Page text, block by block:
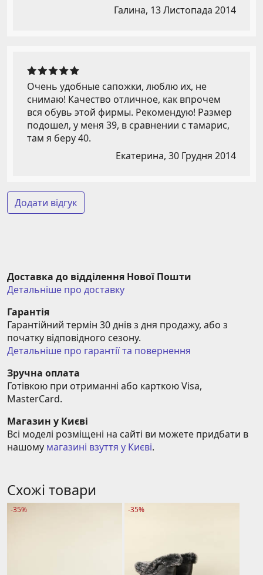
Галина, 13 Листопада 2014
Очень удобные сапожки, люблю их, не
снимаю! Качество отличное, как впрочем
вся обувь этой фирмы. Рекомендую! Размер
подошел, у меня 39, в сравнении с тамарис,
там я беру 40.
Екатерина, 30 Грудня 2014
Додати відгук
Доставка до відділення Нової Пошти
Детальніше про доставку
Гарантія
Гарантійний термін 30 днів з дня продажу, або з
початку відповідного сезону.
Детальніше про гарантії та повернення
Зручна оплата
Готівкою при отриманні або карткою Visa,
MasterCard.
Магазин у Києві
Всі моделі розміщені на сайті ви можете придбати в
нашому магазині взуття у Києві.
Схожі товари
-35% -35%